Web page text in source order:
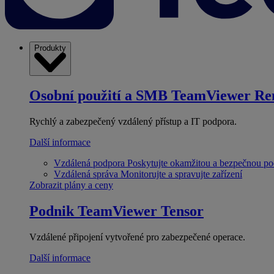
Produkty
Osobní použití a SMB TeamViewer
Rychlý a zabezpečený vzdálený přístup a IT podpora.
Další informace
Vzdálená podpora Poskytujte okamžitou a bezpečnou
Vzdálená správa Monitorujte a spravujte zařízení
Zobrazit plány a ceny
Podnik TeamViewer Tensor
Vzdálené připojení vytvořené pro zabezpečené operace.
Další informace